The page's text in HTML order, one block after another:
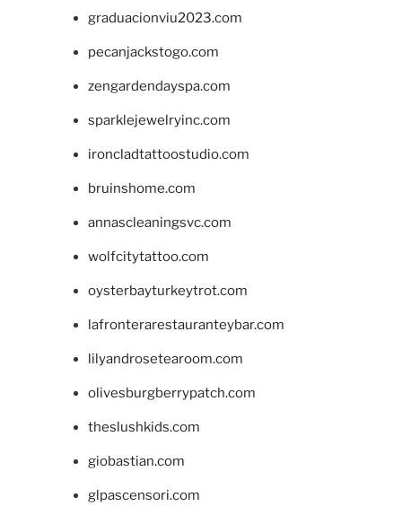
graduacionviu2023.com
pecanjackstogo.com
zengardendayspa.com
sparklejewelryinc.com
ironcladtattoostudio.com
bruinshome.com
annascleaningsvc.com
wolfcitytattoo.com
oysterbayturkeytrot.com
lafronterarestauranteybar.com
lilyandrosetearoom.com
olivesburgberrypatch.com
theslushkids.com
giobastian.com
glpascensori.com